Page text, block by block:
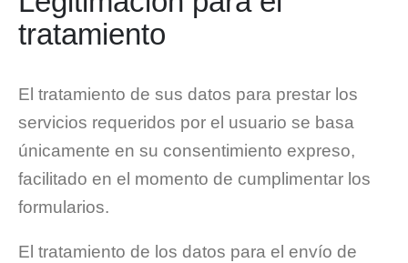
tratamiento
El tratamiento de sus datos para prestar los
servicios requeridos por el usuario se basa
únicamente en su consentimiento expreso,
facilitado en el momento de cumplimentar los
formularios.
El tratamiento de los datos para el envío de